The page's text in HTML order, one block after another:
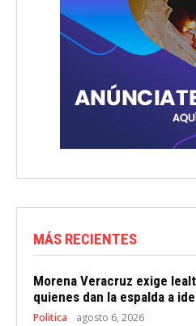
MÁS RECIENTES
Morena Veracruz exige
quienes dan la espalda a
Politica agosto 6, 2026